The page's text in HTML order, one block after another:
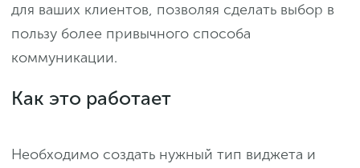
для ваших клиентов, позволяя сделать выбор в
пользу более привычного способа
коммуникации.
Как это работает
Необходимо создать нужный тип виджета и